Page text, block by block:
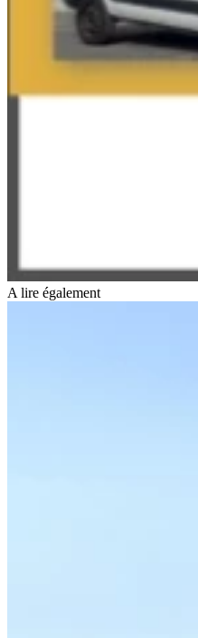
A lire également